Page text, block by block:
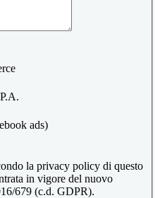
ads)
la privacy policy di questo
in vigore del nuovo
679 (c.d. GDPR).